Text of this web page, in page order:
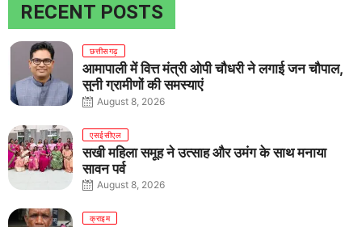
RECENT POSTS
छत्तीसगढ़
आमापाली में वित्त मंत्री ओपी चौधरी ने लगाई जन चौपाल,
सुनी ग्रामीणों की समस्याएं
August 8, 2026
एसईसीएल
सखी महिला समूह ने उत्साह और उमंग के साथ मनाया
सावन पर्व
August 8, 2026
क्राइम